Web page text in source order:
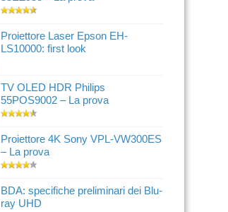
Proiettore Laser Epson EH-
LS10000: first look
TV OLED HDR Philips
55POS9002 – La prova
Proiettore 4K Sony VPL-VW300ES
– La prova
BDA: specifiche preliminari dei Blu-
ray UHD